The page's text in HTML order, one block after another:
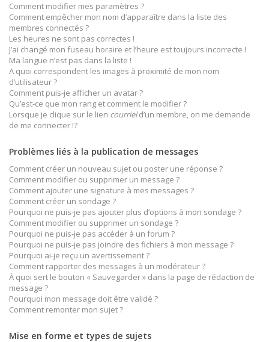
Comment modifier mes paramètres ?
Comment empêcher mon nom d’apparaître dans la liste des
membres connectés ?
Les heures ne sont pas correctes !
J’ai changé mon fuseau horaire et l’heure est toujours incorrecte !
Ma langue n’est pas dans la liste !
A quoi correspondent les images à proximité de mon nom
d’utilisateur ?
Comment puis-je afficher un avatar ?
Qu’est-ce que mon rang et comment le modifier ?
Lorsque je clique sur le lien courrield’un membre, on me demande
de me connecter !?
Problèmes liés à la publication de messages
Comment créer un nouveau sujet ou poster une réponse ?
Comment modifier ou supprimer un message ?
Comment ajouter une signature à mes messages ?
Comment créer un sondage ?
Pourquoi ne puis-je pas ajouter plus d’options à mon sondage ?
Comment modifier ou supprimer un sondage ?
Pourquoi ne puis-je pas accéder à un forum ?
Pourquoi ne puis-je pas joindre des fichiers à mon message ?
Pourquoi ai-je reçu un avertissement ?
Comment rapporter des messages à un modérateur ?
À quoi sert le bouton « Sauvegarder » dans la page de rédaction de
message ?
Pourquoi mon message doit être validé ?
Comment remonter mon sujet ?
Mise en forme et types de sujets